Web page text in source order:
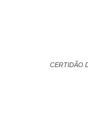
CERTIDÃO